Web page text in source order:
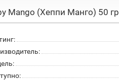
Mango (Хеппи Манго) 50 гр